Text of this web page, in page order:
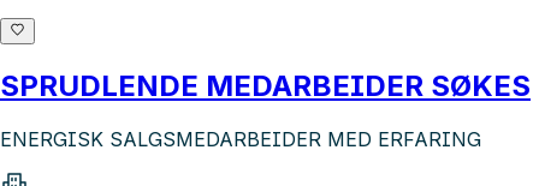
SPRUDLENDE MEDARBEIDER SØKES
ENERGISK SALGSMEDARBEIDER MED ERFARING